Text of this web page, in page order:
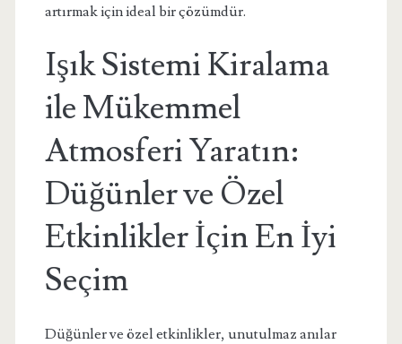
artırmak için ideal bir çözümdür.
Işık Sistemi Kiralama
ile Mükemmel
Atmosferi Yaratın:
Düğünler ve Özel
Etkinlikler İçin En İyi
Seçim
Düğünler ve özel etkinlikler, unutulmaz anılar